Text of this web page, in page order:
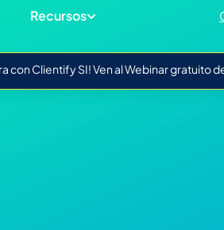
Recursos
Clientify SI! Ven al Webinar gratuito